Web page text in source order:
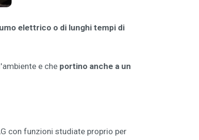
elettrico o di lunghi tempi di
e che portino anche a un
con funzioni studiate proprio per